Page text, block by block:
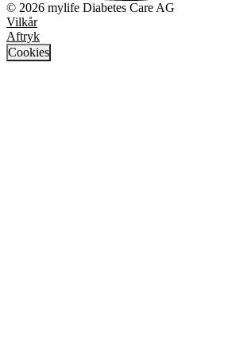
© 2026 mylife Diabetes Care AG
Vilkår
Aftryk
Cookies